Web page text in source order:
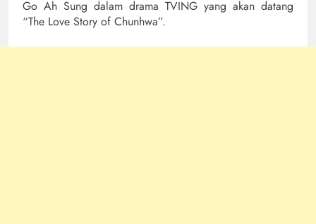
Go Ah Sung dalam drama TVING yang akan datang
“The Love Story of Chunhwa”.